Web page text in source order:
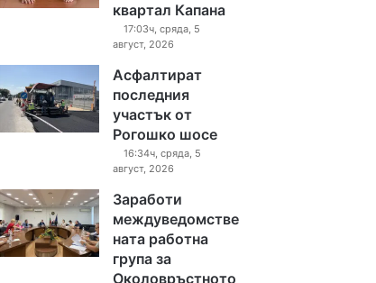
квартал Капана
17:03ч, сряда, 5
август, 2026
Асфалтират
последния
участък от
Рогошко шосе
16:34ч, сряда, 5
август, 2026
Заработи
междуведомстве
ната работна
група за
Околовръстното